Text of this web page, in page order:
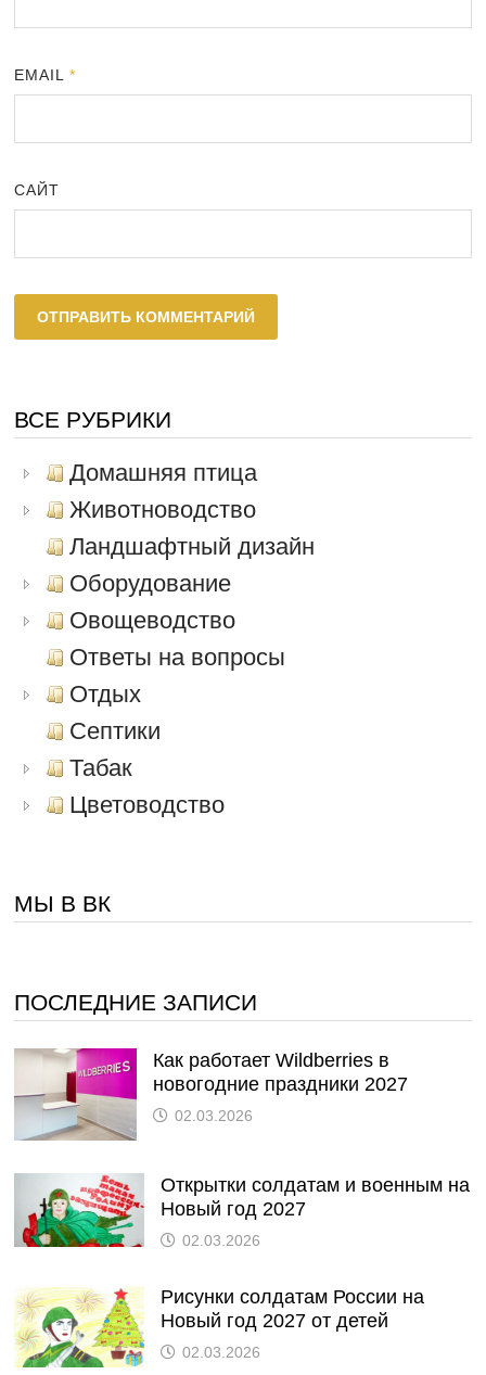
EMAIL*
САЙТ
ВСЕ РУБРИКИ
Домашняя птица
Животноводство
Ландшафтный дизайн
Оборудование
Овощеводство
Ответы на вопросы
Отдых
Септики
Табак
Цветоводство
МЫ В ВК
ПОСЛЕДНИЕ ЗАПИСИ
Как работает Wildberries в
новогодние праздники 2027
02.03.2026
Открытки солдатам и военным на
Новый год 2027
02.03.2026
Рисунки солдатам России на
Новый год 2027 от детей
02.03.2026